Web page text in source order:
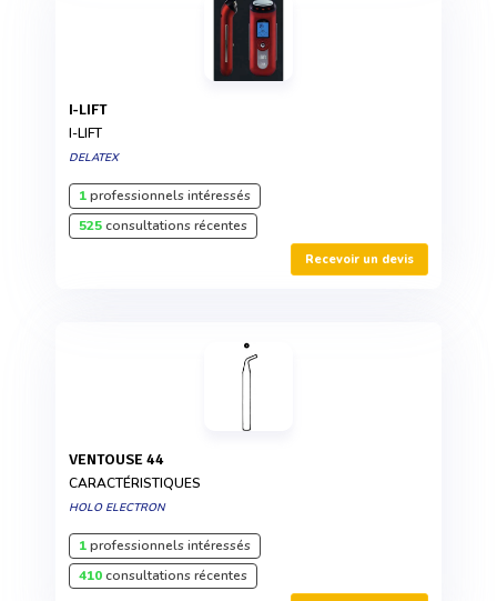
I-LIFT
I-LIFT
DELATEX
1professionnels intéressés
525consultations récentes
Recevoir un devis
VENTOUSE 44
CARACTÉRISTIQUES
HOLO ELECTRON
1professionnels intéressés
410consultations récentes